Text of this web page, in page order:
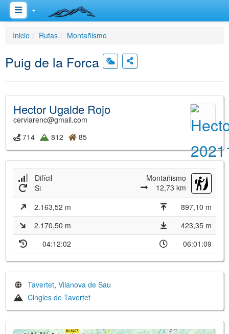
Inicio Rutas Montañismo
Puig de la Forca
Hector Ugalde Rojo
cerviarenc@gmail.com
714
812 85
Difícil
Montañismo
12,73 km
Si
2.163,52 m
897,10 m
2.170,50 m
423,35 m
04:12:02
06:01:09
Tavertet, Vilanova de Sau
Cingles de Tavertet